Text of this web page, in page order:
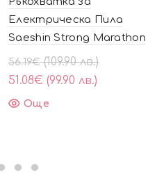
Електрическа Пила
Saeshin Strong Marathon
56.19€ (109.90 лв.)
Original
price
was:
56.19€
51.08€ (99.90 лв.)
Текущата
цена
е:
51.08€
Още